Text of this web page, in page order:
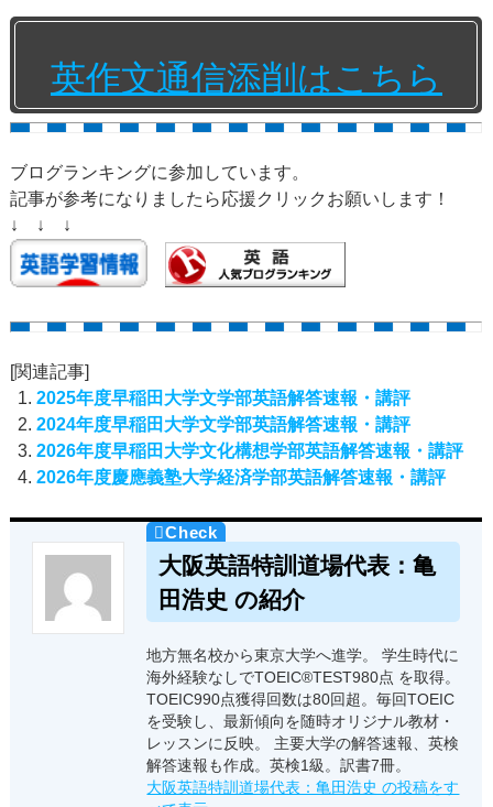
英作文通信添削はこちら
ブログランキングに参加しています。
記事が参考になりましたら応援クリックお願いします！
↓ ↓ ↓
[関連記事]
2025年度早稲田大学文学部英語解答速報・講評
2024年度早稲田大学文学部英語解答速報・講評
2026年度早稲田大学文化構想学部英語解答速報・講評
2026年度慶應義塾大学経済学部英語解答速報・講評
大阪英語特訓道場代表：亀
田浩史 の紹介
地方無名校から東京大学へ進学。 学生時代に
海外経験なしでTOEIC®TEST980点 を取得。
TOEIC990点獲得回数は80回超。毎回TOEIC
を受験し、最新傾向を随時オリジナル教材・
レッスンに反映。 主要大学の解答速報、英検
解答速報も作成。英検1級。訳書7冊。
大阪英語特訓道場代表：亀田浩史 の投稿をす